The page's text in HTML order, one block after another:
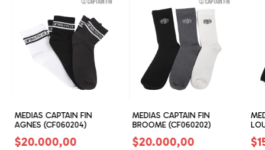
MEDIAS CAPTAIN FIN
AGNES (CF060204)
$20.000,00
MEDIAS CAPTAIN FIN
BROOME (CF060202)
$20.000,00